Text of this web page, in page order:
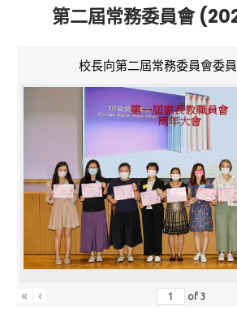
第二屆常務委員會
校長向第二屆常務委員會委
« ‹ of3